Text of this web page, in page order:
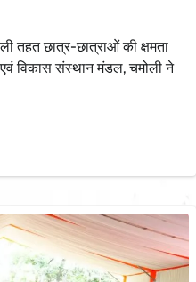
तहत छात्र-छात्राओं की क्षमता
विकास संस्थान मंडल, चमोली ने